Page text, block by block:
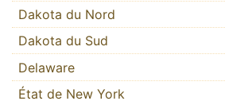
Dakota du Nord
Dakota du Sud
Delaware
État de New York